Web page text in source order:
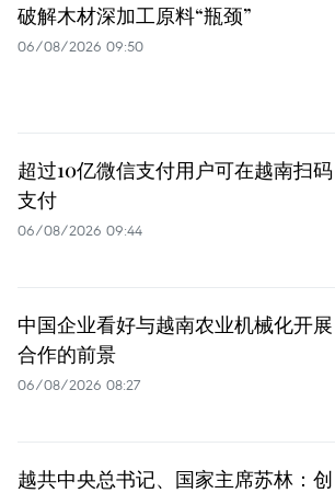
破解木材深加工原料“瓶颈”
06/08/2026 09:50
超过10亿微信支付用户可在越南扫码
支付
06/08/2026 09:44
中国企业看好与越南农业机械化开展
合作的前景
06/08/2026 08:27
越共中央总书记、国家主席苏林：创